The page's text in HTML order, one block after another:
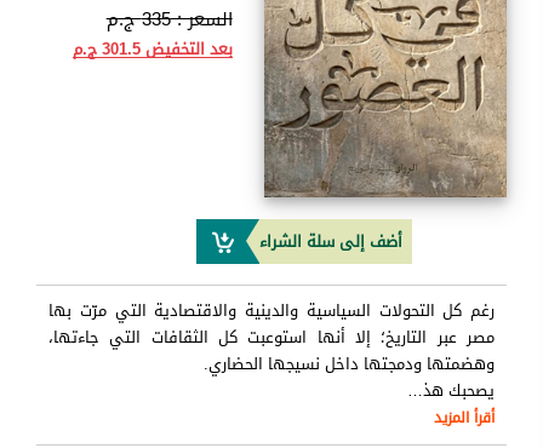
السعر :335 ج.م
بعد التخفيض301.5 ج.م
أضف إلى سلة الشراء
رغم كل التحولات السياسية والدينية والاقتصادية التي مرّت بها
مصر عبر التاريخ؛ إلا أنها استوعبت كل الثقافات التي جاءتها،
وهضمتها ودمجتها داخل نسيجها الحضاري.
يصحبك هذ…
أقرأ المزيد